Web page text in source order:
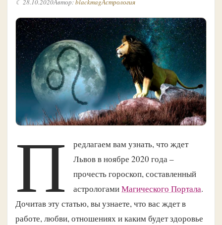
☾ 28.10.2020Автор:blackmagАстрология
П
редлагаем вам узнать, что ждет
Львов в ноябре 2020 года –
прочесть гороскоп, составленный
астрологамиМагического Портала.
Дочитав эту статью, вы узнаете, что вас ждет в
работе, любви, отношениях и каким будет здоровье